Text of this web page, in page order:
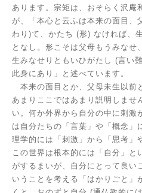
あります。宗矩は、おそらく沢庵
が、「本心と云ふは本来の面目、
わり )て、かたち (形) なければ、
となし。形こそは父母もうみなせ
生みなせりともいひがたし (言い
此身にあり」と述べています。
本来の面目とか、父母未生以前
あまりここではあまり説明しませ
い。何か外界から自分の中に刺激
は自分たちの「言葉」や「概念」
理学的には「刺激」から「思考」
この世界は根本的には「自分」と
がするまいが、自分にとって良い
いうことを考える「はかりごと」